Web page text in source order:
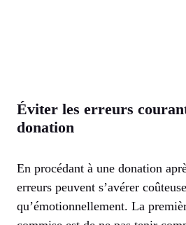
Éviter les erreurs
donation
En procédant à une donation
erreurs peuvent s’avérer
qu’émotionnellement. La